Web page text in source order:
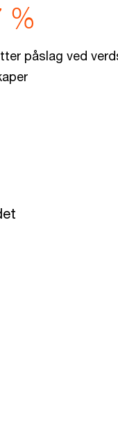
%
påslag ved